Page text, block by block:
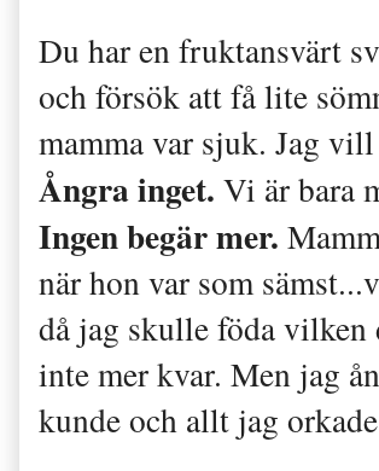
Du har en fruktansvärt
och försök att få lite
mamma var sjuk. Jag
Ångra inget. Vi är bara
Ingen begär mer.
när hon var som
då jag skulle föda vilken
inte mer kvar. Men jag
kunde och allt jag